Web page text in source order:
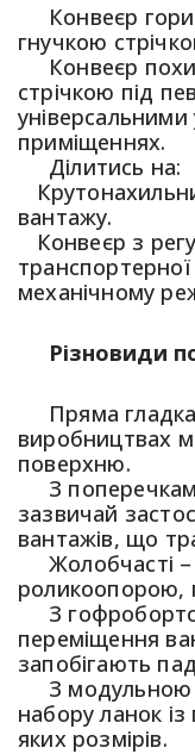
Конвеєр
гнучкою
Конвеєр
стрічкою під
універсальними
приміщеннях.
Ділитись на:
вантажу.
Конвеєр з
механічному
Різновиди
Пряма гладка
виробництвах
поверхню.
З
зазвичай
вантажів, що
Жолобчасті –
роликоопорою,
З
переміщення
запобігають
З модульною
набору ланок
яких розмірів.